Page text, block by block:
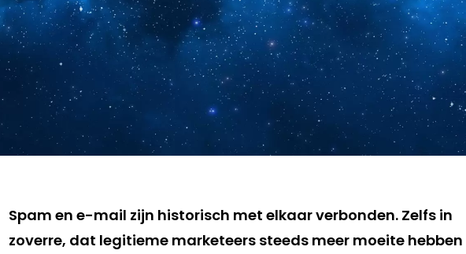
Spam en e-mail zijn historisch met elkaar verbonden. Zelfs in
zoverre, dat legitieme marketeers steeds meer moeite hebben